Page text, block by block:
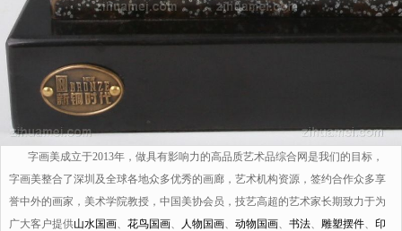
字画美成立于2013年，做具有影响力的高品质艺术品综合网是我们的目标，
字画美整合了深圳及全球各地众多优秀的画廊，艺术机构资源，签约合作众多享
誉中外的画家，美术学院教授，中国美协会员，技艺高超的艺术家长期致力于为
广大客户提供山水国画 花鸟国画 人物国画 动物国画 书法 雕塑摆件
印